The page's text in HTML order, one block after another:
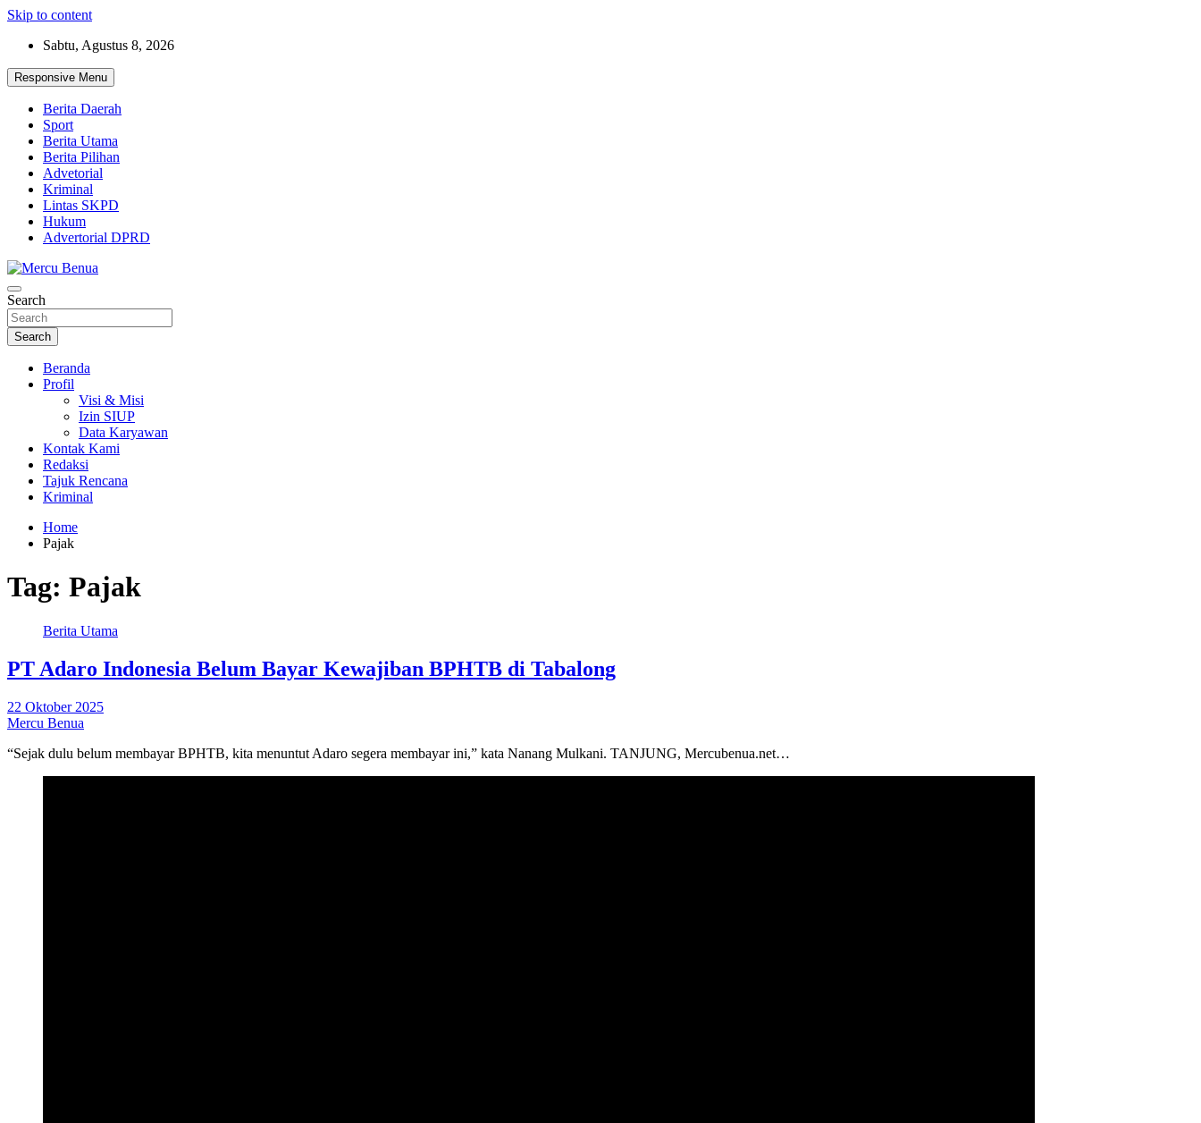
Skip to content
Sabtu, Agustus 8, 2026
Responsive Menu
Berita Daerah
Sport
Berita Utama
Berita Pilihan
Advetorial
Kriminal
Lintas SKPD
Hukum
Advertorial DPRD
Mercu Benua
Suara Masyarakat Bawah
Search
Search
Beranda
Profil
Visi & Misi
Izin SIUP
Data Karyawan
Kontak Kami
Redaksi
Tajuk Rencana
Kriminal
Home
Pajak
Tag: Pajak
Berita Utama
PT Adaro Indonesia Belum Bayar Kewajiban BPHTB di Tabalong
22 Oktober 2025
Mercu Benua
“Sejak dulu belum membayar BPHTB, kita menuntut Adaro segera membayar ini,” kata Nanang Mulkani. TANJUNG, Mercubenua.net…